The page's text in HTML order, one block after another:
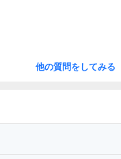
他の質問をしてみる